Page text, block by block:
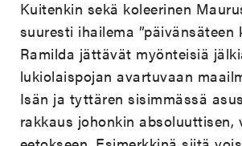
Kuitenkin sekä koleerinen
suuresti ihailema ”päivänsäteen
Ramilda jättävät myönteisiä
lukiolaispojan avartuvaan
Isän ja tyttären sisimmässä
rakkaus johonkin absoluuttisen,